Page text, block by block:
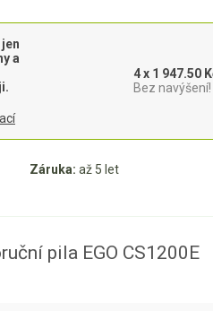
Záruka: až 5 let
a
4 x 1 947.50
Bez navýšení!
pila EGO CS1200E